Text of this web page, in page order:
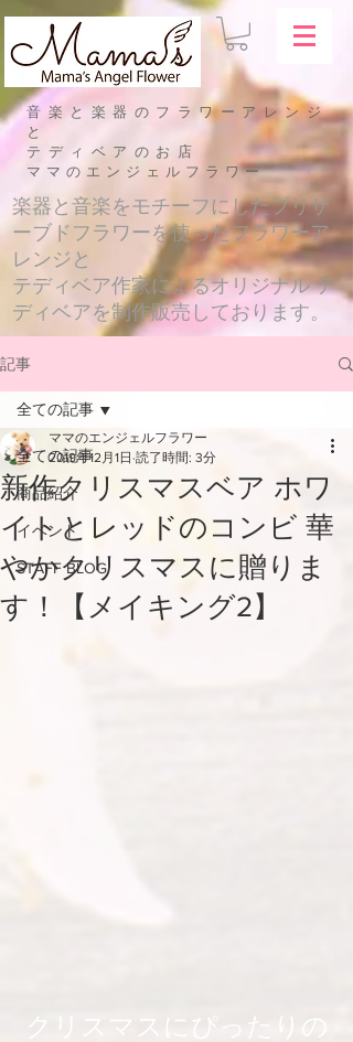
音楽と楽器のフラワーアレンジ
と
テディベアのお店
​ママのエンジェルフラワー
​楽器と音楽をモチーフにしたプリザ
ーブドフラワーを使ったフラワーア
レンジと
テディベア作家によるオリジナル テ
ディベアを制作販売しております。
記事
全ての記事
商品紹介
イベント
STAFF BLOG
全ての記事
新作クリスマスベア ホワ
イトとレッドのコンビ 華
やかクリスマスに贈りま
す！【メイキング2】
ママのエンジェルフラワー
2019年12月1日 読了時間: 3分
クリスマスにぴったりの